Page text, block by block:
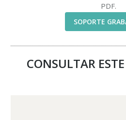
PDF.
SOPORTE
CONSULTAR